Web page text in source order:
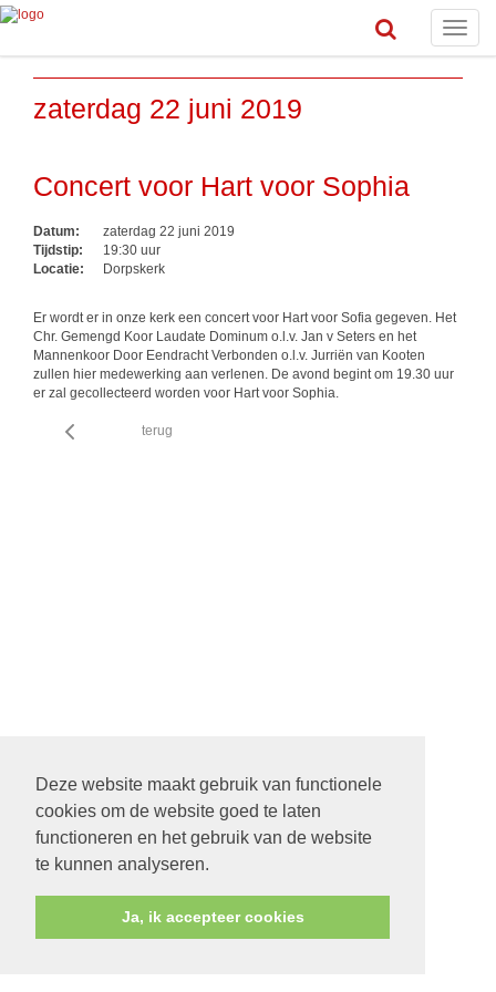
Deze website maakt gebruik van functionele
cookies om de website goed te laten
functioneren en het gebruik van de website
te kunnen analyseren.
Ja, ik accepteer cookies
Toggle
zaterdag 22 juni 2019
Concert voor Hart voor Sophia
Datum:
zaterdag 22 juni 2019
Tijdstip:
19:30 uur
Locatie:
Dorpskerk
Er wordt er in onze kerk een concert voor Hart voor Sofia gegeven. Het
Chr. Gemengd Koor Laudate Dominum o.l.v. Jan v Seters en het
Mannenkoor Door Eendracht Verbonden o.l.v. Jurriën van Kooten
zullen hier medewerking aan verlenen. De avond begint om 19.30 uur
er zal gecollecteerd worden voor Hart voor Sophia.
terug